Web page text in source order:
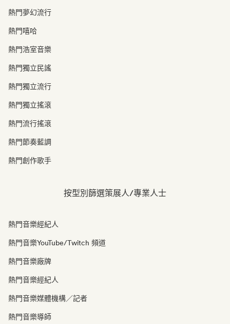
熱門夢幻流行
熱門嘻哈
熱門浩室音樂
熱門獨立民謠
熱門獨立流行
熱門獨立搖滾
熱門流行搖滾
熱門節奏藍調
熱門創作歌手
按型別篩選策展人/專業人士
熱門音樂經紀人
熱門音樂YouTube/Twitch 頻道
熱門音樂廠牌
熱門音樂經紀人
熱門音樂媒體機構／記者
熱門音樂導師